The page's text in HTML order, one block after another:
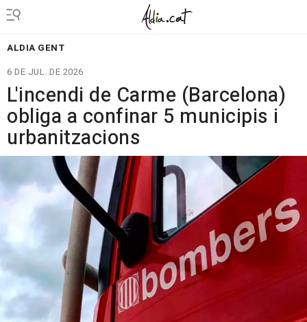
ALDIA GENT
6 DE JUL. DE 2026
L'incendi de Carme (Barcelona)
obliga a confinar 5 municipis i
urbanitzacions